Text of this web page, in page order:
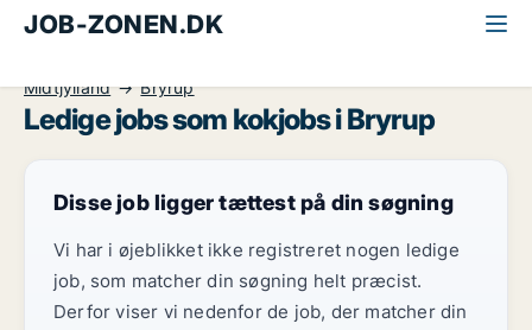
JOB-ZONEN.DK
Midtjylland
Bryrup
Ledige jobs som kokjobs i Bryrup
Disse job ligger tættest på din søgning
Vi har i øjeblikket ikke registreret nogen ledige
job, som matcher din søgning helt præcist.
Derfor viser vi nedenfor de job, der matcher din